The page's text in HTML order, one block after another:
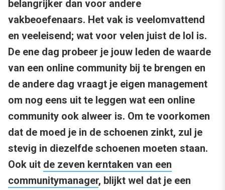
belangrijker dan voor andere
vakbeoefenaars. Het vak is veelomvattend
en veeleisend; wat voor velen juist de lol is.
De ene dag probeer je jouw leden de waarde
van een online community bij te brengen en
de andere dag vraagt je eigen management
om nog eens uit te leggen wat een online
community ook alweer is. Om te voorkomen
dat de moed je in de schoenen zinkt, zul je
stevig in diezelfde schoenen moeten staan.
Ook uit de zeven kerntaken van een
communitymanager, blijkt wel dat je een